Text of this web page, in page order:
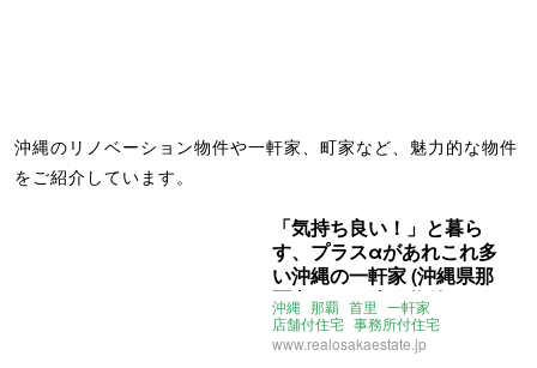
沖縄のリノベーション物件や一軒家、町家など、魅力的な物件
をご紹介しています。
「気持ち良い！」と暮ら
す、プラスαがあれこれ多
い沖縄の一軒家 (沖縄県那
覇市98㎡の売買物件)
沖縄 那覇 首里 一軒家
店舗付住宅 事務所付住宅
スケルトン付住宅 バルコニー
二拠点 移住 売買
www.realosakaestate.jp